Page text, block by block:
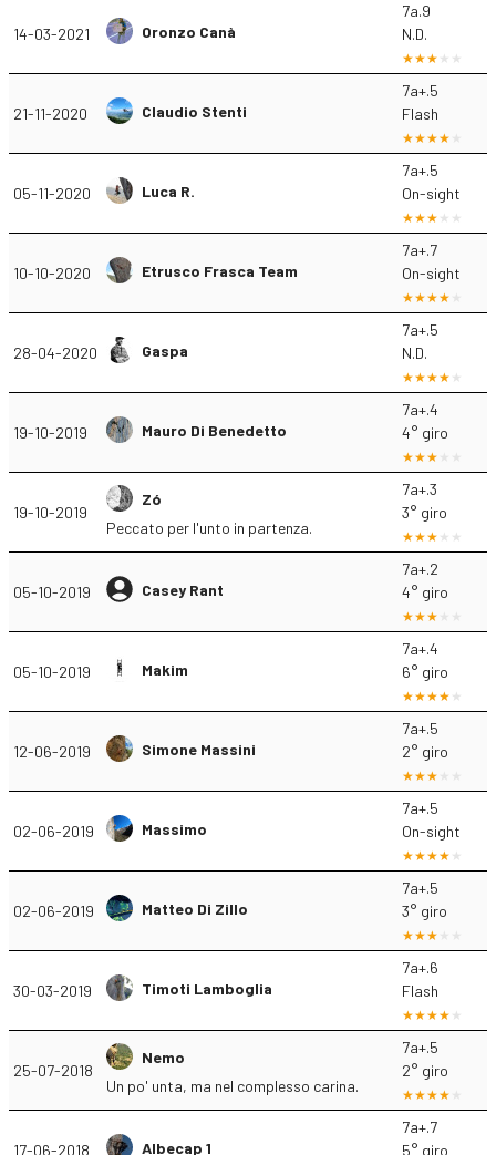
14-03-2021 Oronzo Canà
7a.9
N.D.
21-11-2020 Claudio Stenti
7a+.5
Flash
05-11-2020 Luca R.
7a+.5
On-sight
10-10-2020 Etrusco Frasca Team
7a+.7
On-sight
28-04-2020 Gaspa
7a+.5
N.D.
19-10-2019 Mauro Di Benedetto
7a+.4
4° giro
19-10-2019
Zó
Peccato per l'unto in partenza.
7a+.3
3° giro
05-10-2019 Casey Rant
7a+.2
4° giro
05-10-2019 Makim
7a+.4
6° giro
12-06-2019 Simone Massini
7a+.5
2° giro
02-06-2019 Massimo
7a+.5
On-sight
02-06-2019 Matteo Di Zillo
7a+.5
3° giro
30-03-2019 Timoti Lamboglia
7a+.6
Flash
25-07-2018
Nemo
Un po' unta, ma nel complesso carina.
7a+.5
2° giro
17-06-2018 Albecap 1
7a+.7
5° giro